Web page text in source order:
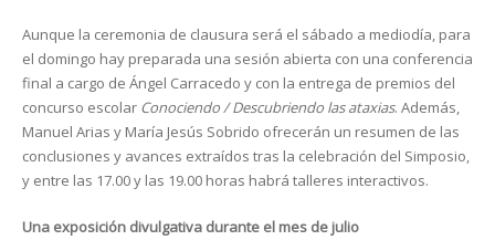
Aunque la ceremonia de clausura será el sábado a mediodía, para
el domingo hay preparada una sesión abierta con una conferencia
final a cargo de Ángel Carracedo y con la entrega de premios del
concurso escolar Conociendo / Descubriendo las ataxias. Además,
Manuel Arias y María Jesús Sobrido ofrecerán un resumen de las
conclusiones y avances extraídos tras la celebración del Simposio,
y entre las 17.00 y las 19.00 horas habrá talleres interactivos.
Una exposición divulgativa durante el mes de julio